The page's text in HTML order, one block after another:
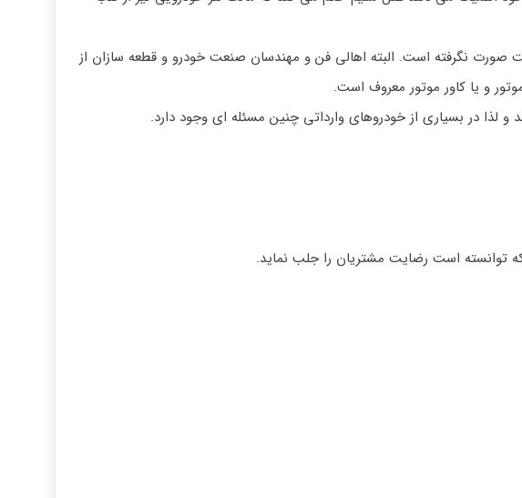
صورت نگرفته است. البته اهالی فن و مهندسان صنعت خودرو و قطعه سازان از
و یا کاور موتور معروف است.
و لذا در بسیاری از خودروهای وارداتی چنین مسئله ای وجود دارد.
توانسته است رضایت مشتریان را جلب نماید.